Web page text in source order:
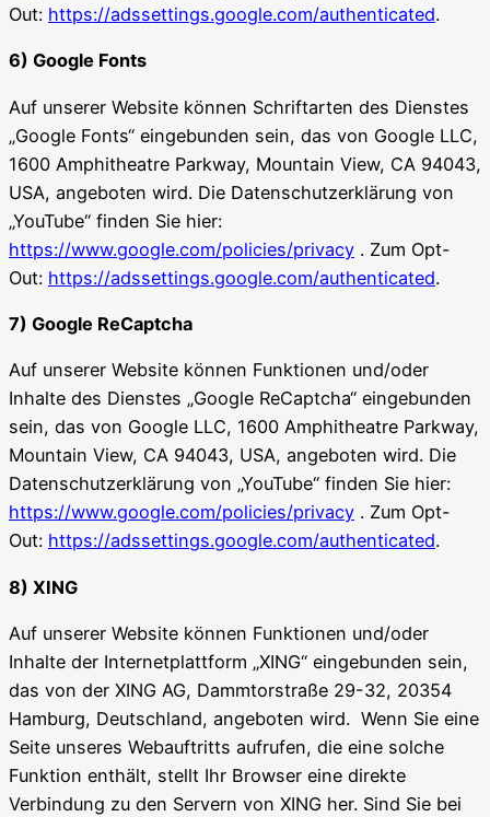
Out: https://adssettings.google.com/authenticated.
6) Google Fonts
Auf unserer Website können Schriftarten des Dienstes
„Google Fonts“ eingebunden sein, das von Google LLC,
1600 Amphitheatre Parkway, Mountain View, CA 94043,
USA, angeboten wird. Die Datenschutzerklärung von
„YouTube“ finden Sie hier:
https://www.google.com/policies/privacy . Zum Opt-
Out: https://adssettings.google.com/authenticated.
7) Google ReCaptcha
Auf unserer Website können Funktionen und/oder
Inhalte des Dienstes „Google ReCaptcha“ eingebunden
sein, das von Google LLC, 1600 Amphitheatre Parkway,
Mountain View, CA 94043, USA, angeboten wird. Die
Datenschutzerklärung von „YouTube“ finden Sie hier:
https://www.google.com/policies/privacy . Zum Opt-
Out: https://adssettings.google.com/authenticated.
8) XING
Auf unserer Website können Funktionen und/oder
Inhalte der Internetplattform „XING“ eingebunden sein,
das von der XING AG, Dammtorstraße 29-32, 20354
Hamburg, Deutschland, angeboten wird. Wenn Sie eine
Seite unseres Webauftritts aufrufen, die eine solche
Funktion enthält, stellt Ihr Browser eine direkte
Verbindung zu den Servern von XING her. Sind Sie bei